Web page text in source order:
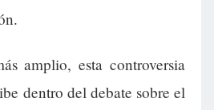
amplio, esta controversia
dentro del debate sobre el